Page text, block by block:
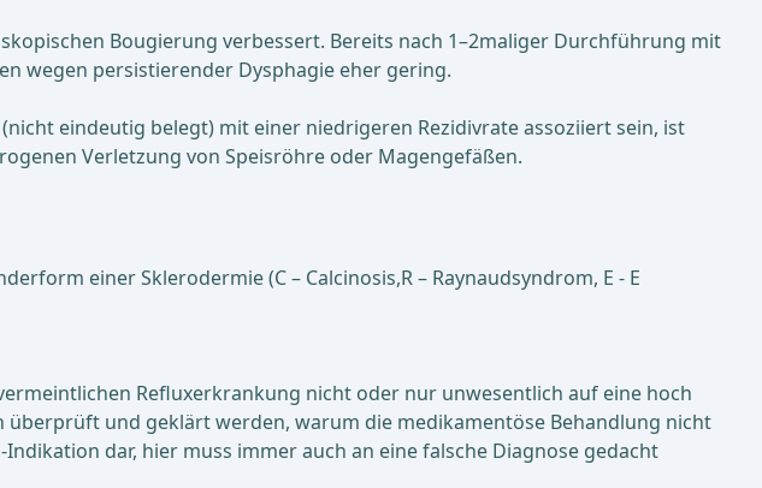
Bougierung verbessert. Bereits nach 1–2maliger Durchführung mit
wegen persistierender Dysphagie eher gering.
eindeutig belegt) mit einer niedrigeren Rezidivrate assoziiert sein, ist
Verletzung von Speisröhre oder Magengefäßen.
einer Sklerodermie (C – Calcinosis,R – Raynaudsyndrom, E - E
Refluxerkrankung nicht oder nur unwesentlich auf eine hoch
und geklärt werden, warum die medikamentöse Behandlung nicht
dar, hier muss immer auch an eine falsche Diagnose gedacht